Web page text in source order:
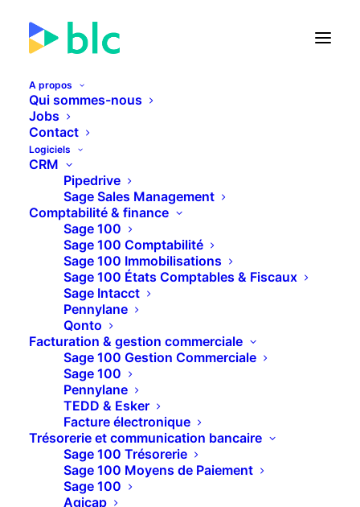
A propos
Qui sommes-nous
Jobs
Contact
Logiciels
CRM
Pipedrive
Sage Sales Management
Comptabilité & finance
Sage 100
Sage 100 Comptabilité
Sage 100 Immobilisations
Sage 100 États Comptables & Fiscaux
Sage Intacct
Pennylane
Qonto
Facturation & gestion commerciale
Sage 100 Gestion Commerciale
Sage 100
Pennylane
TEDD & Esker
Facture électronique
Trésorerie et communication bancaire
Sage 100 Trésorerie
Sage 100 Moyens de Paiement
Sage 100
Agicap
🚀 Lancement de la Facture
24JOURS07HEURES14
PLUS D'INFOS
Catégories